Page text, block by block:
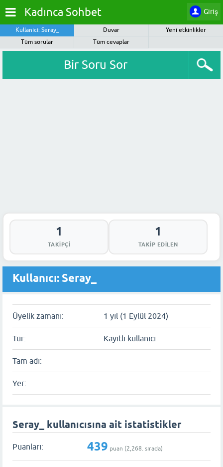
Giriş
Kadınca Sohbet
Kullanıcı: Seray_ Duvar
Yeni etkinlikler
Tüm sorular
Tüm cevaplar
Bir Soru Sor
1
TAKIPÇI
1
TAKIP EDILEN
Kullanıcı: Seray_
Üyelik zamanı: 1 yıl (1 Eylül 2024)
Tür: Kayıtlı kullanıcı
Tam adı:
Yer:
Seray_ kullanıcısına ait istatistikler
Puanları: 439 puan (2,268. sırada)